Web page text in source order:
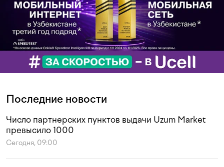
Последние новости
Число партнерских пунктов выдачи Uzum Market
превысило 1000
Сегодня, 09:00